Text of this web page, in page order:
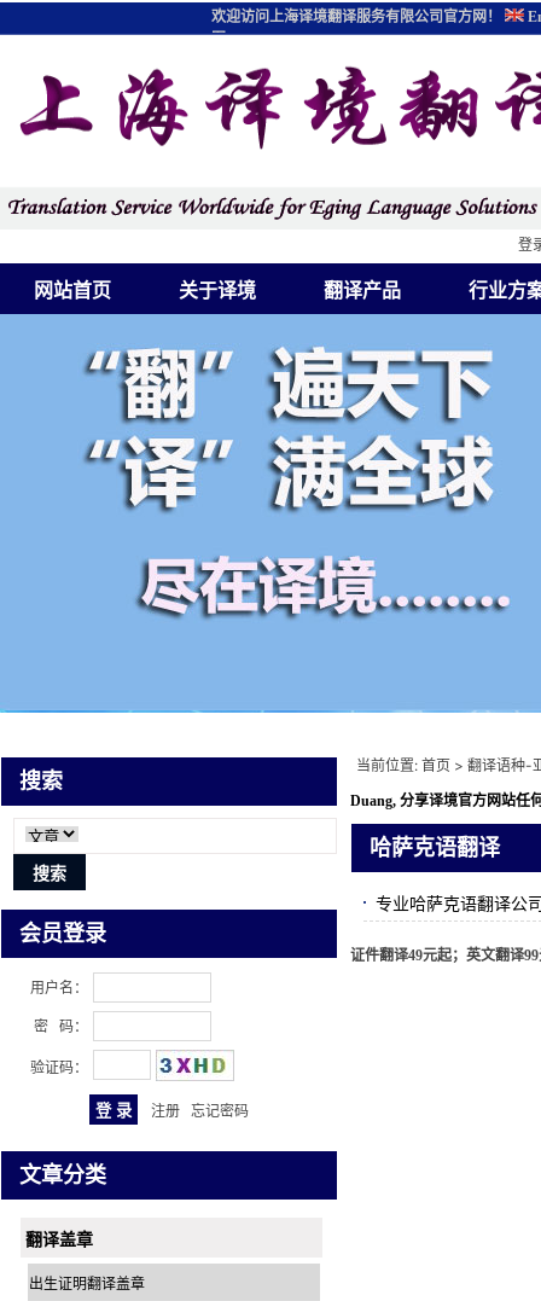
网站首页 关于译境 翻译产品 行业方
登
欢迎访问上海译境翻译服务有限公司官方网！
图
搜索
会员登录
用户名：
密 码：
验证码：
注册 忘记密码
文章分类
翻译盖章
出生证明翻译盖章
当前位置: 首页 > 翻译语种-
Duang, 分享译境官方网站任
哈萨克语翻译
专业哈萨克语翻译公
证件翻译49元起；英文翻译